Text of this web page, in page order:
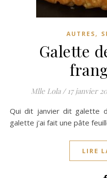
AUTRES,
Galette
Mlle Lola / 17 janvier
Qui dit janvier dit galette des rois ! Pour réalisée cette
galette j'ai fait une pâte
LIRE